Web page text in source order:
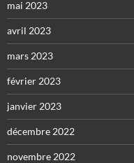
mai 2023
avril 2023
mars 2023
février 2023
janvier 2023
décembre 2022
novembre 2022